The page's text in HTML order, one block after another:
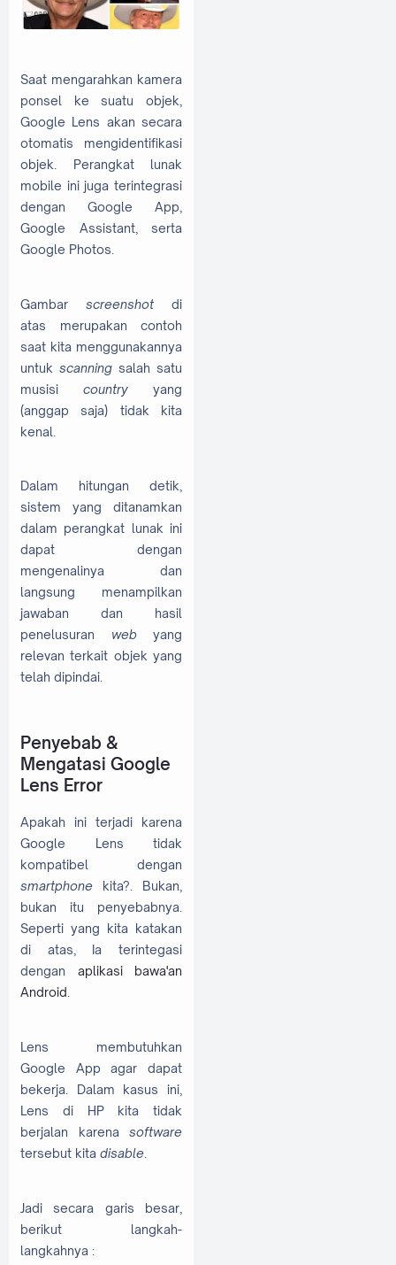
Saat mengarahkan kamera
ponsel ke suatu objek,
Google Lens akan secara
otomatis mengidentifikasi
objek. Perangkat lunak
mobile ini juga terintegrasi
dengan Google App,
Google Assistant, serta
Google Photos.
Gambar screenshot di
atas merupakan contoh
saat kita menggunakannya
untuk scanning salah satu
musisi country yang
(anggap saja) tidak kita
kenal.
Dalam hitungan detik,
sistem yang ditanamkan
dalam perangkat lunak ini
dapat dengan
mengenalinya dan
langsung menampilkan
jawaban dan hasil
penelusuran webyang
relevan terkait objek yang
telah dipindai.
Penyebab &
Mengatasi Google
Lens Error
Apakah ini terjadi karena
Google Lens tidak
kompatibel dengan
smartphone kita?. Bukan,
bukan itu penyebabnya.
Seperti yang kita katakan
di atas, Ia terintegasi
dengan aplikasi bawa'an
Android
Lens membutuhkan
Google App agar dapat
bekerja. Dalam kasus ini,
Lens di HP kita tidak
berjalan karena software
tersebut kita disable
Jadi secara garis besar,
berikut langkah-
langkahnya :